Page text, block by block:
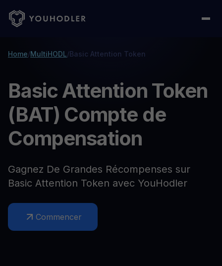
Home/MultiHODL/Basic Attention Token
Basic Attention Token
(BAT) Compte de
Compensation
Gagnez De Grandes Récompenses sur
Basic Attention Token avec YouHodler
Commencer